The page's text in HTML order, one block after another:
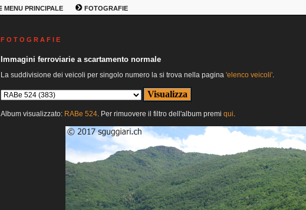
MENU PRINCIPALE FOTOGRAFIE
F O T O G R A F I E
Immagini ferroviarie a scartamento normale
La suddivisione dei veicoli per singolo numero la si trova nella pagina 'elenco veicoli'.
Album visualizzato: RABe 524. Per rimuovere il filtro dell'album premi qui.